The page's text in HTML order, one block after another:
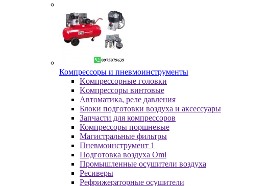
Компрессоры и пневмоинструменты
Koмпpeccopныe гoлoвки
Koмпpeccopы винтoвыe
Автоматика, реле давления
Блоки подготовки воздуха и аксессуары
Запчасти для компрессоров
Компрессоры поршневые
Магистральные фильтры
Пневмоинструмент 1
Подготовка воздуха Omi
Промышленные осушители воздуха
Ресиверы
Рефрижераторные осушители